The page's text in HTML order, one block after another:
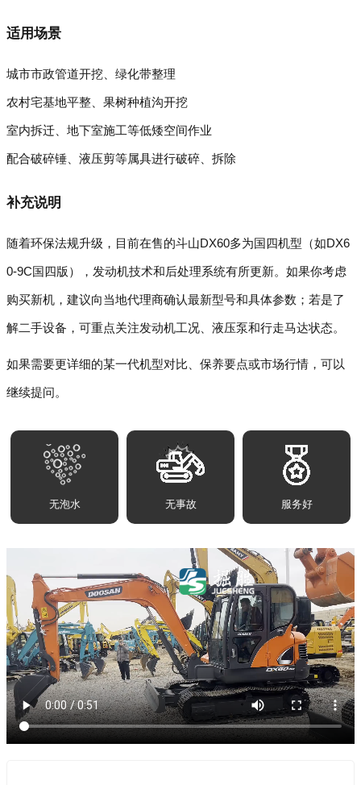
适用场景
城市市政管道开挖、绿化带整理
农村宅基地平整、果树种植沟开挖
室内拆迁、地下室施工等低矮空间作业
配合破碎锤、液压剪等属具进行破碎、拆除
补充说明
随着环保法规升级，目前在售的斗山DX60多为国四机型（如DX6
0‑9C国四版），发动机技术和后处理系统有所更新。如果你考虑
购买新机，建议向当地代理商确认最新型号和具体参数；若是了
解二手设备，可重点关注发动机工况、液压泵和行走马达状态。
如果需要更详细的某一代机型对比、保养要点或市场行情，可以
继续提问。
无泡水 无事故 服务好